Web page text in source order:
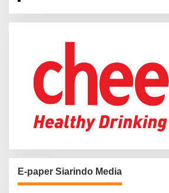
o
E-paper Siarindo Media